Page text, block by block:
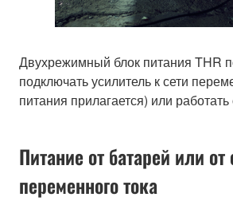
Двухрежимный блок питания THR
подключать усилитель к сети
питания прилагается) или
Питание от батарей или от
переменного тока